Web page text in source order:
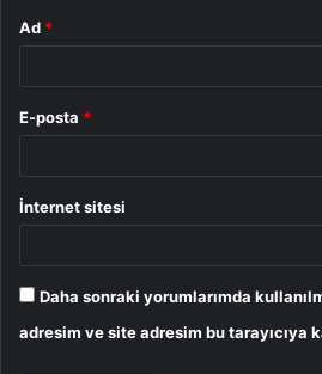
Ad *
E-posta *
İnternet sitesi
Daha sonraki yorumlarımda
adresim ve site adresim bu tarayıcıya